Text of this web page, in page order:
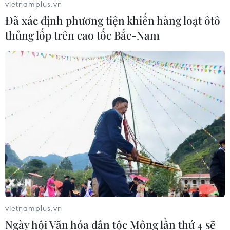
01/08/2026 12:20
Bảo đảm đầy đủ các
điều kiện thi hành để hệ thống chính
trị vận hành thông suốt
01/08/2026 06:54
Xem thêm
CƠ QUAN CHỦ QUẢN: THÔNG TẤN XÃ VIỆT NAM
Tổng Biên tập: TRẦN TIẾN DUẨN
vietnamplus.vn
Đã xác định phương tiện khiến hàng loạt ôtô
thủng lốp trên cao tốc Bắc-Nam
vietnamplus.vn
Ngày hội Văn hóa dân tộc Mông lần thứ 4 sẽ